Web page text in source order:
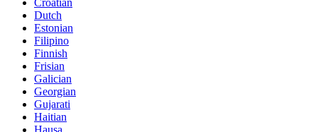
Croatian
Dutch
Estonian
Filipino
Finnish
Frisian
Galician
Georgian
Gujarati
Haitian